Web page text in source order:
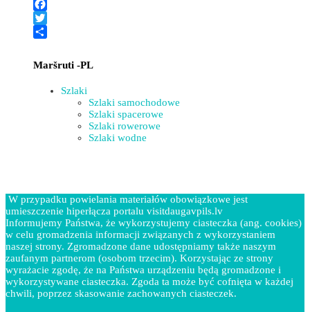
Facebook
Twitter
Maršruti -PL
Szlaki
Szlaki samochodowe
Szlaki spacerowe
Szlaki rowerowe
Szlaki wodne
W przypadku powielania materiałów obowiązkowe jest
umieszczenie hiperłącza portalu visitdaugavpils.lv
Informujemy Państwa, że wykorzystujemy ciasteczka (ang. cookies)
w celu gromadzenia informacji związanych z wykorzystaniem
naszej strony. Zgromadzone dane udostępniamy także naszym
zaufanym partnerom (osobom trzecim). Korzystając ze strony
wyrażacie zgodę, że na Państwa urządzeniu będą gromadzone i
wykorzystywane ciasteczka. Zgoda ta może być cofnięta w każdej
chwili, poprzez skasowanie zachowanych ciasteczek.